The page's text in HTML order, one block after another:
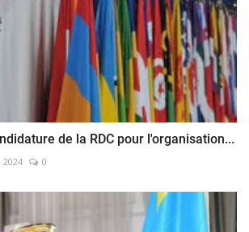
de la RDC pour l'organisation...
2024 0